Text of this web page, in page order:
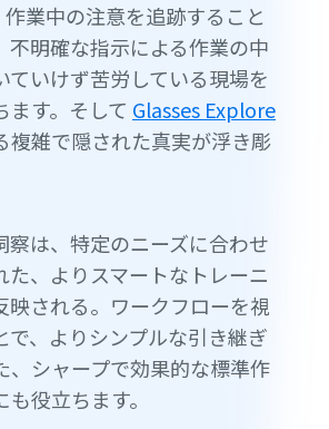
業中の注意を追跡すること
不明確な指示による作業の中
ていけず苦労している現場を
ます。そして Glasses Explore
複雑で隠された真実が浮き彫
察は、特定のニーズに合わせ
た、よりスマートなトレーニ
映される。ワークフローを視
で、よりシンプルな引き継ぎ
、シャープで効果的な標準作
役立ちます。